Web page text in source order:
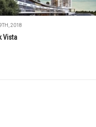
2018
Vista